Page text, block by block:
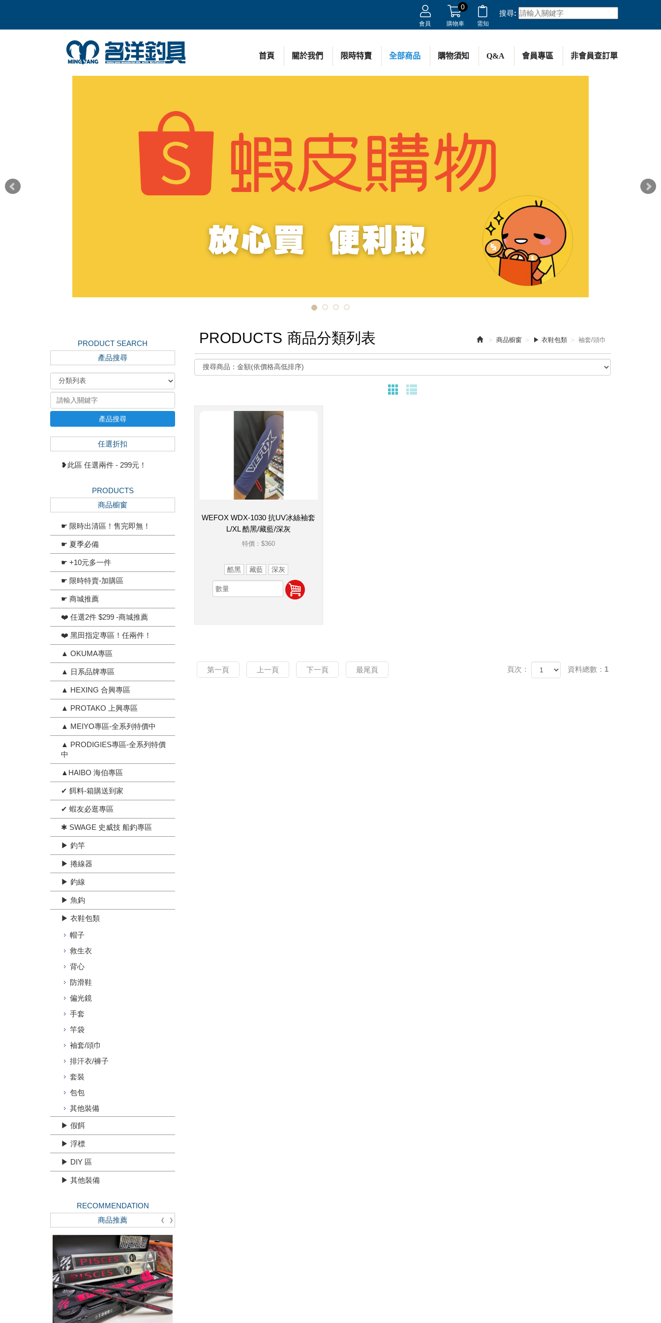
會員 購物車
0
需知
搜尋:
首頁 關於我們 限時特賣 全部商品 購物須知 Q&A 會員專區 非會員查訂單
PRODUCT SEARCH
產品搜尋
產品搜尋
任選折扣
❥此區 任選兩件 - 299元！
PRODUCTS
商品櫥窗
☛ 限時出清區！售完即無！
☛ 夏季必備
☛ +10元多一件
☛ 限時特賣-加購區
☛ 商城推薦
❤️ 任選2件 $299 -商城推薦
❤️ 黑田指定專區！任兩件！
▲ OKUMA專區
▲ 日系品牌專區
▲ HEXING 合興專區
▲ PROTAKO 上興專區
▲ MEIYO專區-全系列特價中
▲ PRODIGIES專區-全系列特價
中
▲HAIBO 海伯專區
✔ 餌料-箱購送到家
✔ 蝦友必逛專區
✱ SWAGE 史威技 船釣專區
▶ 釣竿
▶ 捲線器
▶ 釣線
▶ 魚鈎
▶ 衣鞋包類
帽子
救生衣
背心
防滑鞋
偏光鏡
手套
竿袋
袖套/頭巾
排汗衣/褲子
套裝
包包
其他裝備
▶ 假餌
▶ 浮標
▶ DIY 區
▶ 其他裝備
RECOMMENDATION
商品推薦
商品櫥窗 ▶ 衣鞋包類 袖套/頭巾
PRODUCTS 商品分類列表
WEFOX WDX-1030 抗UV冰絲袖套
L/XL 酷黑/藏藍/深灰
特價：$360
酷黑 藏藍 深灰
第一頁 上一頁 下一頁 最尾頁 頁次： 資料總數：1